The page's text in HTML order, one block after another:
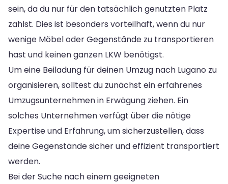
sein, da du nur für den tatsächlich genutzten Platz
zahlst. Dies ist besonders vorteilhaft, wenn du nur
wenige Möbel oder Gegenstände zu transportieren
hast und keinen ganzen LKW benötigst.
Um eine Beiladung für deinen Umzug nach Lugano zu
organisieren, solltest du zunächst ein erfahrenes
Umzugsunternehmen in Erwägung ziehen. Ein
solches Unternehmen verfügt über die nötige
Expertise und Erfahrung, um sicherzustellen, dass
deine Gegenstände sicher und effizient transportiert
werden.
Bei der Suche nach einem geeigneten